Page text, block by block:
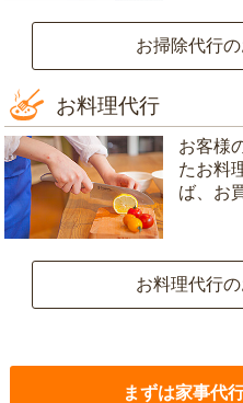
お掃除代行
お料理代行
お客様
たお料
ば、お
お料理代行
まずは家事代